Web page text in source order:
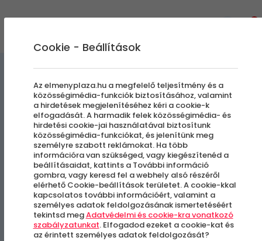
OldLake Kalandpark
Tata
-22%
Cookie - Beállítások
Az elmenyplaza.hu a megfelelő teljesítmény és a
közösségimédia-funkciók biztosításához, valamint
a hirdetések megjelenítéséhez kéri a cookie-k
elfogadását. A harmadik felek közösségimédia- és
hirdetési cookie-jai használatával biztosítunk
közösségimédia-funkciókat, és jelenítünk meg
személyre szabott reklámokat. Ha több
információra van szükséged, vagy kiegészítenéd a
beállításaidat, kattints a További információ
gombra, vagy keresd fel a webhely alsó részéről
elérhető Cookie-beállítások területet. A cookie-kkal
kapcsolatos további információért, valamint a
személyes adatok feldolgozásának ismertetéséért
tekintsd megAdatvédelmi és cookie-kra vonatkozó
szabályzatunkat. Elfogadod ezeket a cookie-kat és
az érintett személyes adatok feldolgozását?